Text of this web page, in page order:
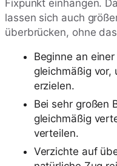
Fixpunkt einhängen.
lassen sich auch
überbrücken, ohne
Beginne an
gleichmäßig vor,
erzielen.
Bei sehr großen
gleichmäßig
verteilen.
Verzichte auf